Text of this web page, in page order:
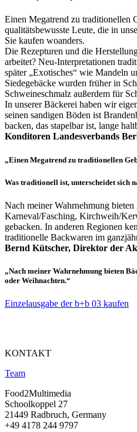
Einen Megatrend zu traditionellen
qualitätsbewusste Leute, die in
Sie kaufen woanders.
Die Rezepturen und die
arbeitet? Neu-Interpretationen
später „Exotisches“ wie Mandeln
Siedegebäcke wurden früher in
Schweineschmalz außerdem für
In unserer Bäckerei haben wir
seinen sandigen Böden ist
backen, das stapelbar ist,
Konditoren Landesverbands
„Einen Megatrend zu traditionellen
Was traditionell ist, unterscheidet sich
Nach meiner Wahrnehmung
Karneval/Fasching, Kirchweih/
gebacken. In anderen Regionen
traditionelle Backwaren im
Bernd Kütscher, Direktor der
„Nach meiner Wahrnehmung bieten
oder Weihnachten.“
Einzelausgabe der b+b 03 kaufen
KONTAKT
Team
Food2Multimedia
Schoolkoppel 27
21449 Radbruch, Germany
+49 4178 244 9797